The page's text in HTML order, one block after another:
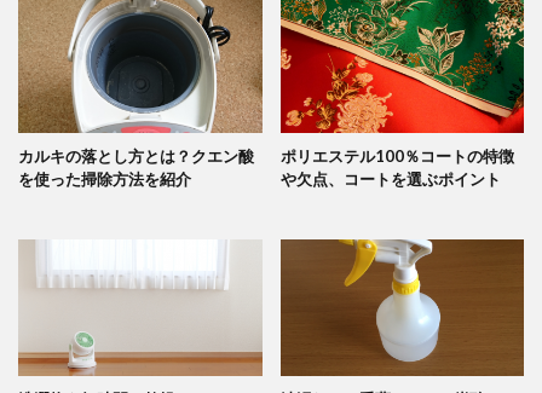
カルキの落とし方とは？クエン酸
を使った掃除方法を紹介
ポリエステル100％コートの特徴
や欠点、コートを選ぶポイント